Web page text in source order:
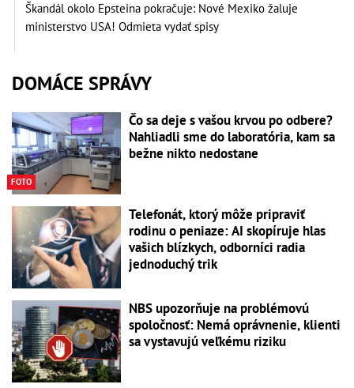
Škandál okolo Epsteina pokračuje: Nové Mexiko žaluje
ministerstvo USA! Odmieta vydať spisy
DOMÁCE SPRÁVY
FOTO
Čo sa deje s vašou krvou po odbere?
Nahliadli sme do laboratória, kam sa
bežne nikto nedostane
Telefonát, ktorý môže pripraviť
rodinu o peniaze: AI skopíruje hlas
vašich blízkych, odborníci radia
jednoduchý trik
NBS upozorňuje na problémovú
spoločnosť: Nemá oprávnenie, klienti
sa vystavujú veľkému riziku